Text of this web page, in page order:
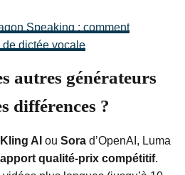
Speaking : comment
dictée vocale
autres générateurs
différences ?
Kling AI ou Sora d’OpenAI, Luma
qualité-prix compétitif.